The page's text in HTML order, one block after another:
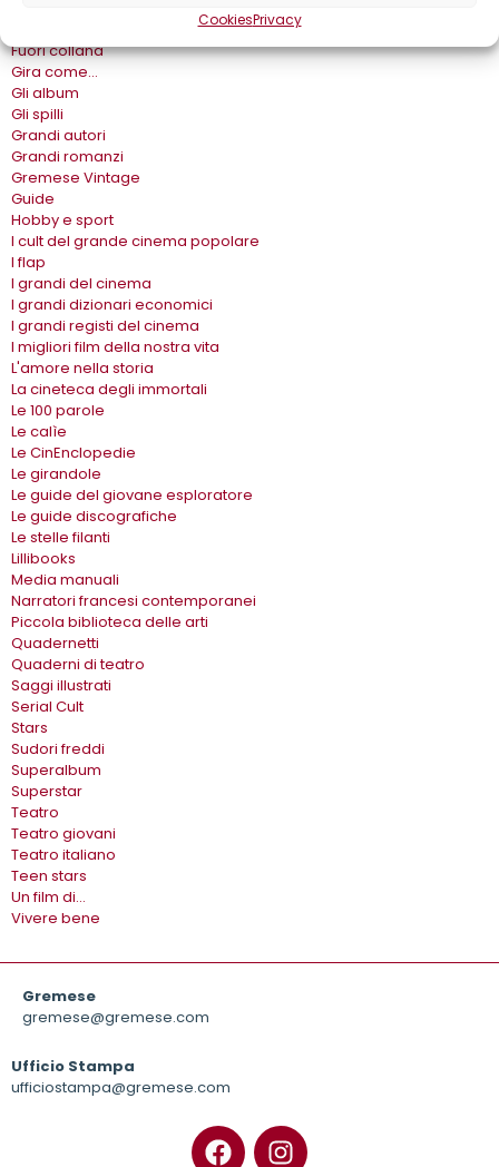
CookiesPrivacy
Fuori collana
Gira come…
Gli album
Gli spilli
Grandi autori
Grandi romanzi
Gremese Vintage
Guide
Hobby e sport
I cult del grande cinema popolare
I flap
I grandi del cinema
I grandi dizionari economici
I grandi registi del cinema
I migliori film della nostra vita
L'amore nella storia
La cineteca degli immortali
Le 100 parole
Le calìe
Le CinEnclopedie
Le girandole
Le guide del giovane esploratore
Le guide discografiche
Le stelle filanti
Lillibooks
Media manuali
Narratori francesi contemporanei
Piccola biblioteca delle arti
Quadernetti
Quaderni di teatro
Saggi illustrati
Serial Cult
Stars
Sudori freddi
Superalbum
Superstar
Teatro
Teatro giovani
Teatro italiano
Teen stars
Un film di…
Vivere bene
Gremese
gremese@gremese.com
Ufficio Stampa
ufficiostampa@gremese.com